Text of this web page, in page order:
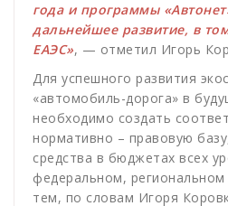
года и программы
дальнейшее развитие, в
ЕАЭС», — отметил Игорь
Для успешного развития
«автомобиль-дорога» в
необходимо создать
нормативно – правовую
средства в бюджетах всех
федеральном,
тем, по словам Игоря